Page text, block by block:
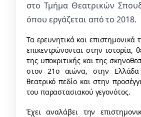
στο Τμήμα Θεατρικών
όπου εργάζεται από το 2018.
Τα ερευνητικά και επιστημονικά
επικεντρώνονται στην ιστορία,
της υποκριτικής και της
στον 21ο αιώνα, στην Ελλάδα
θεατρικό πεδίο και στην
του παραστασιακού γεγονότος.
Έχει αναλάβει την